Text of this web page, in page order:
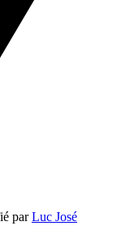
parLuc José